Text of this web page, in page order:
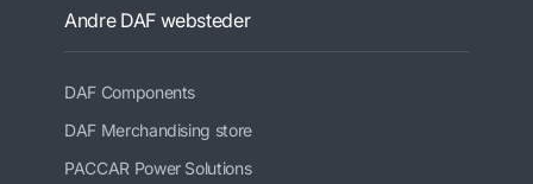
Andre DAF websteder
DAF Components
DAF Merchandising store
PACCAR Power Solutions